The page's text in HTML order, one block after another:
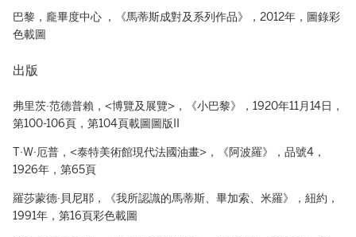
巴黎，龐畢度中心 ，《馬蒂斯成對及系列作品》，2012年，圖錄彩
色載圖
出版
弗里茨·范德普賴，<博覽及展覽>，《小巴黎》，1920年11月14日，
第100-106頁，第104頁載圖圖版II
T·W·厄普，<泰特美術館現代法國油畫>，《阿波羅》，品號4，
1926年，第65頁
羅莎蒙德·貝尼耶，《我所認識的馬蒂斯、畢加索、米羅》，紐約，
1991年，第16頁彩色載圖